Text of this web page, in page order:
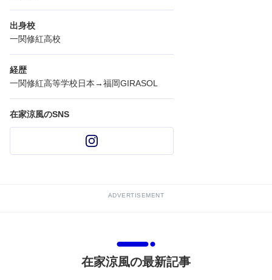
出身校
一関修紅高校
経歴
一関修紅高等学校日本→福岡GIRASOL
在家涼風のSNS
ADVERTISEMENT
在家涼風の最新記事